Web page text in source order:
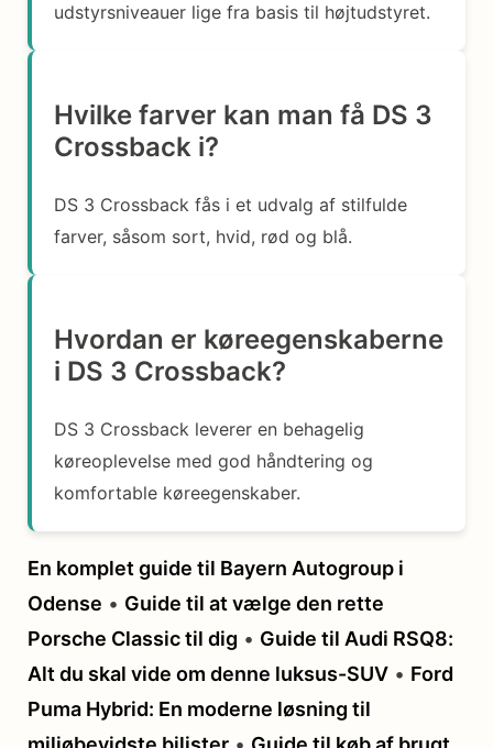
udstyrsniveauer lige fra basis til højtudstyret.
Hvilke farver kan man få DS 3
Crossback i?
DS 3 Crossback fås i et udvalg af stilfulde
farver, såsom sort, hvid, rød og blå.
Hvordan er køreegenskaberne
i DS 3 Crossback?
DS 3 Crossback leverer en behagelig
køreoplevelse med god håndtering og
komfortable køreegenskaber.
En komplet guide til Bayern Autogroup i
Odense • Guide til at vælge den rette
Porsche Classic til dig • Guide til Audi RSQ8:
Alt du skal vide om denne luksus-SUV • Ford
Puma Hybrid: En moderne løsning til